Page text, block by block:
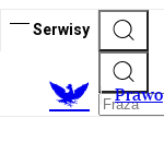
Serwisy
Prawo